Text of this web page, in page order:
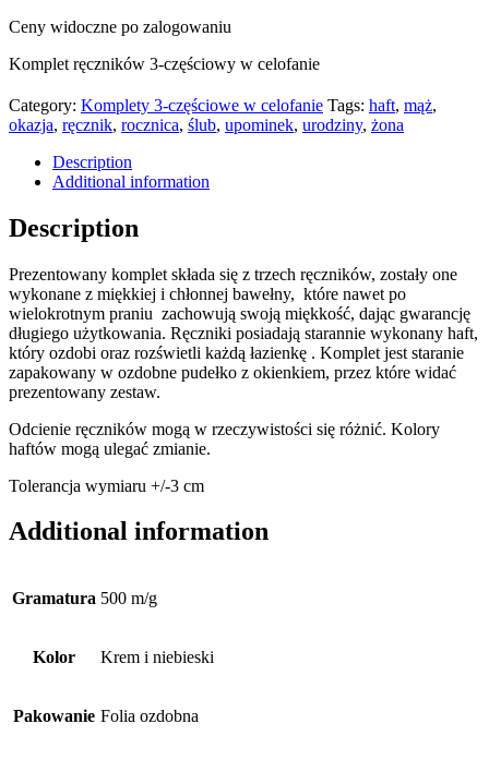
Ceny widoczne po zalogowaniu
Komplet ręczników 3-częściowy w celofanie
Category: Komplety 3-częściowe w celofanie Tags: haft, mąż,
okazja, ręcznik, rocznica, ślub, upominek, urodziny, żona
Description
Additional information
Description
Prezentowany komplet składa się z trzech ręczników, zostały one
wykonane z miękkiej i chłonnej bawełny, które nawet po
wielokrotnym praniu zachowują swoją miękkość, dając gwarancję
długiego użytkowania. Ręczniki posiadają starannie wykonany haft,
który ozdobi oraz rozświetli każdą łazienkę . Komplet jest staranie
zapakowany w ozdobne pudełko z okienkiem, przez które widać
prezentowany zestaw.
Odcienie ręczników mogą w rzeczywistości się różnić. Kolory
haftów mogą ulegać zmianie.
Tolerancja wymiaru +/-3 cm
Additional information
Gramatura 500 m/g
Kolor Krem i niebieski
Pakowanie Folia ozdobna